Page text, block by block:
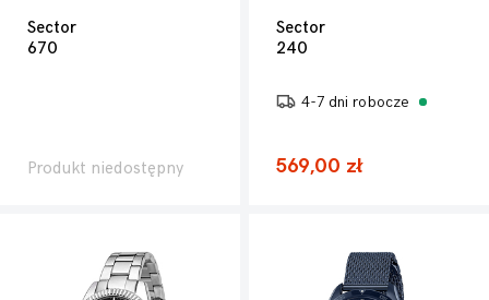
Sector
670
Produkt niedostępny
Sector
240
4-7 dni robocze
569,00 zł